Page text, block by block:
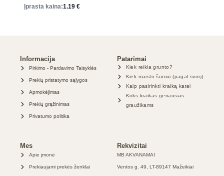
Įprasta kaina:1.19 €
Informacija
Pirkimo - Pardavimo Taisyklės
Prekių pristatymo sąlygos
Apmokėjimas
Prekių grąžinimas
Privatumo politika
Patarimai
Kiek reikia grunto?
Kiek maisto šuniui (pagal svorį)
Kaip pasirinkti kraiką katei
Koks kraikas geriausias
graužikams
Mes
Apie įmonė
Prekiaujami prekės ženklai
Rekvizitai
MB AKVANAMAI
Ventos g. 49, LT-89147 Mažeikiai